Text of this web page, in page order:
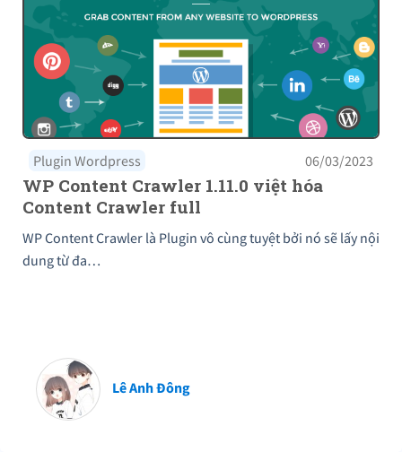
Plugin Wordpress 06/03/2023
WP Content Crawler 1.11.0 việt hóa
Content Crawler full
WP Content Crawler là Plugin vô cùng tuyệt bởi nó sẽ lấy nội
dung từ đa…
Lê Anh Đông